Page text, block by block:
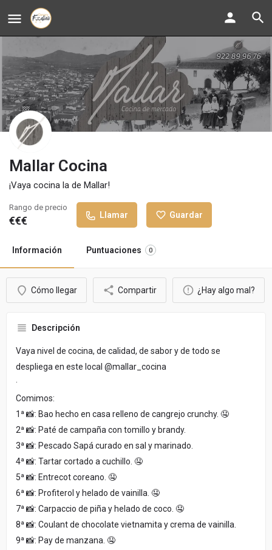
Mallar Cocina
¡Vaya cocina la de Mallar!
Rango de precio
€€€ Llamar Guardar
Información Puntuaciones 0
Cómo llegar Compartir ¿Hay algo mal?
Descripción
Vaya nivel de cocina, de calidad, de sabor y de todo se
despliega en este local @mallar_cocina
·
Comimos:
1ª 📸: Bao hecho en casa relleno de cangrejo crunchy. 🤤
2ª 📸: Paté de campaña con tomillo y brandy.
3ª 📸: Pescado Sapá curado en sal y marinado.
4ª 📸: Tartar cortado a cuchillo. 🤤
5ª 📸: Entrecot coreano. 🤤
6ª 📸: Profiterol y helado de vainilla. 🤤
7ª 📸: Carpaccio de piña y helado de coco. 🤤
8ª 📸: Coulant de chocolate vietnamita y crema de vainilla.
9ª 📸: Pay de manzana. 🤤